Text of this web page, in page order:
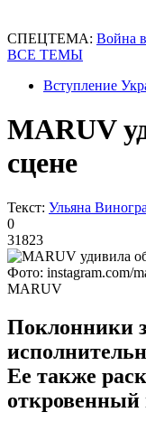
СПЕЦТЕМА: Война
ВСЕ ТЕМЫ
Вступление
MARUV
сцене
Текст: Ульяна
0
31823
Фото: instagram.com/
MARUV
Поклонники
Ее также
откровенный